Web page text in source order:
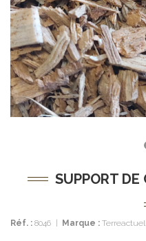
SUPPORT
Réf. : 8046 Marque :